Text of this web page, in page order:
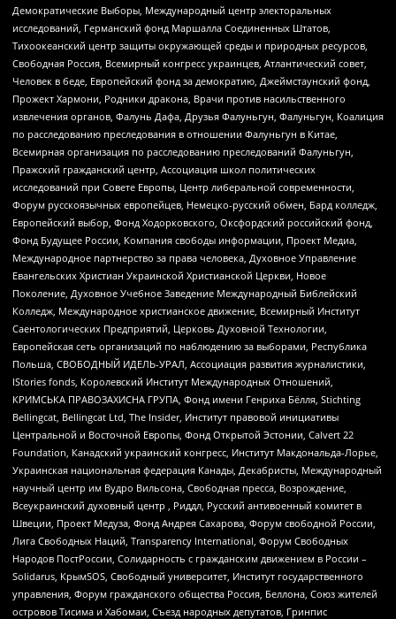
Демократические Выборы, Международный центр электоральных
исследований, Германский фонд Маршалла Соединенных Штатов,
Тихоокеанский центр защиты окружающей среды и природных ресурсов,
Свободная Россия, Всемирный конгресс украинцев, Атлантический совет,
Человек в беде, Европейский фонд за демократию, Джеймстаунский фонд,
Прожект Хармони, Родники дракона, Врачи против насильственного
извлечения органов, Фалунь Дафа, Друзья Фалуньгун, Фалуньгун, Коалиция
по расследованию преследования в отношении Фалуньгун в Китае,
Всемирная организация по расследованию преследований Фалуньгун,
Пражский гражданский центр, Ассоциация школ политических
исследований при Совете Европы, Центр либеральной современности,
Форум русскоязычных европейцев, Немецко-русский обмен, Бард колледж,
Европейский выбор, Фонд Ходорковского, Оксфордский российский фонд,
Фонд Будущее России, Компания свободы информации, Проект Медиа,
Международное партнерство за права человека, Духовное Управление
Евангельских Христиан Украинской Христианской Церкви, Новое
Поколение, Духовное Учебное Заведение Международный Библейский
Колледж, Международное христианское движение, Всемирный Институт
Саентологических Предприятий, Церковь Духовной Технологии,
Европейская сеть организаций по наблюдению за выборами, Республика
Польша, СВОБОДНЫЙ ИДЕЛЬ-УРАЛ, Ассоциация развития журналистики,
IStories fonds, Королевский Институт Международных Отношений,
КРИМСЬКА ПРАВОЗАХИСНА ГРУПА, Фонд имени Генриха Бёлля, Stichting
Bellingcat, Bellingcat Ltd, The Insider, Институт правовой инициативы
Центральной и Восточной Европы, Фонд Открытой Эстонии, Calvert 22
Foundation, Канадский украинский конгресс, Институт Макдональда-Лорье,
Украинская национальная федерация Канады, Декабристы, Международный
научный центр им Вудро Вильсона, Свободная пресса, Возрождение,
Всеукраинский духовный центр , Риддл, Русский антивоенный комитет в
Швеции, Проект Медуза, Фонд Андрея Сахарова, Форум свободной России,
Лига Свободных Наций, Transparеncy International, Форум Свободных
Народов ПостРоссии, Солидарность с гражданским движением в России –
Solidarus, КрымSOS, Свободный университет, Институт государственного
управления, Форум гражданского общества Россия, Беллона, Союз жителей
островов Тисима и Хабомаи, Съезд народных депутатов, Гринпис